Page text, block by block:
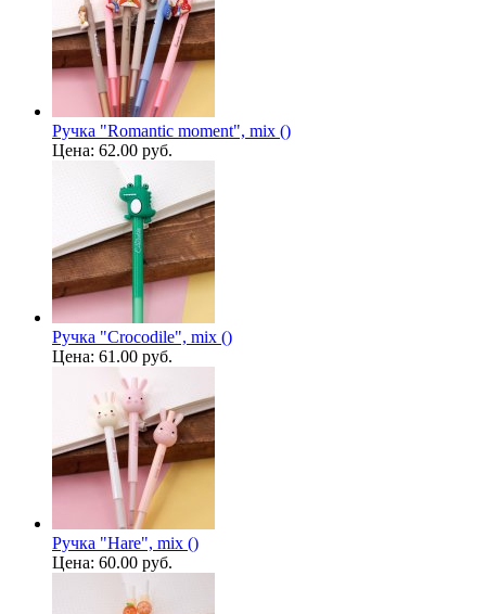
Ручка "Romantic moment", mix ()
Цена: 62.00 руб.
Ручка "Crocodile", mix ()
Цена: 61.00 руб.
Ручка "Hare", mix ()
Цена: 60.00 руб.